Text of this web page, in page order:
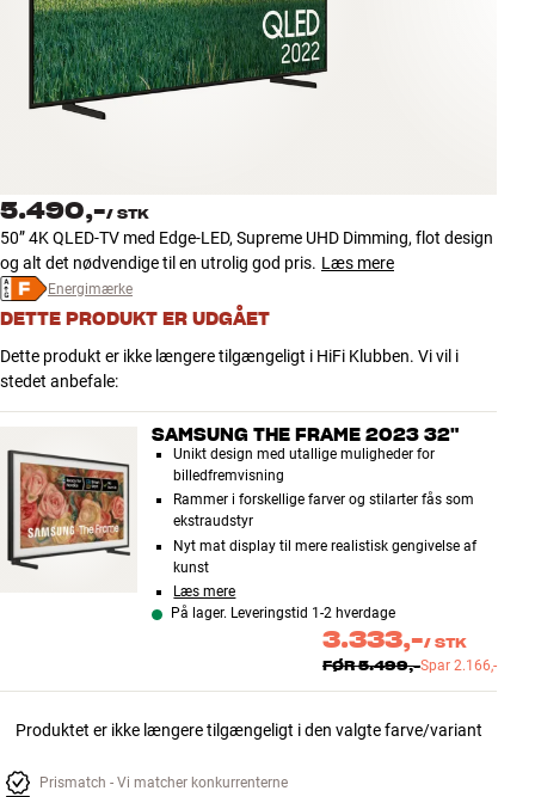
Tilbehør
INSPIRATION
NYHEDER
TILBUD
Find Butik
Kundeservice
Log ind
5.490,-/ STK
50” 4K QLED-TV med Edge-LED, Supreme UHD Dimming, flot design
og alt det nødvendige til en utrolig god pris. Læs mere
Energimærke
DETTE PRODUKT ER UDGÅET
Dette produkt er ikke længere tilgængeligt i HiFi Klubben. Vi vil i
stedet anbefale:
SAMSUNG THE FRAME 2023 32"
Unikt design med utallige muligheder for
billedfremvisning
Rammer i forskellige farver og stilarter fås som
ekstraudstyr
Nyt mat display til mere realistisk gengivelse af
kunst
Læs mere
På lager. Leveringstid 1-2 hverdage
3.333,-/ STK
FØR5.499,-Spar 2.166,-
Produktet er ikke længere tilgængeligt i den valgte farve/variant
Prismatch - Vi matcher konkurrenterne